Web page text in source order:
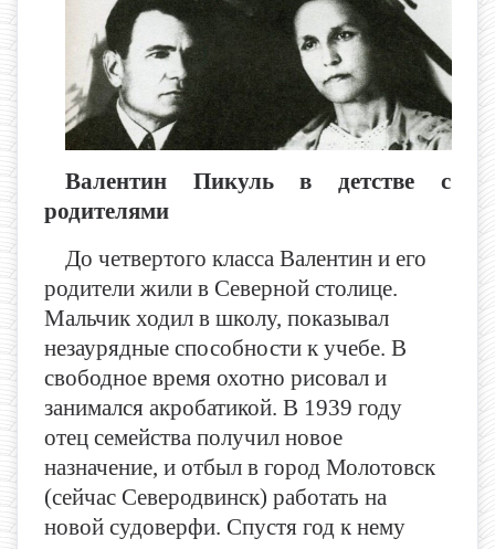
Валентин Пикуль в детстве с
родителями
До четвертого класса Валентин и его
родители жили в Северной столице.
Мальчик ходил в школу, показывал
незаурядные способности к учебе. В
свободное время охотно рисовал и
занимался акробатикой. В 1939 году
отец семейства получил новое
назначение, и отбыл в город Молотовск
(сейчас Северодвинск) работать на
новой судоверфи. Спустя год к нему